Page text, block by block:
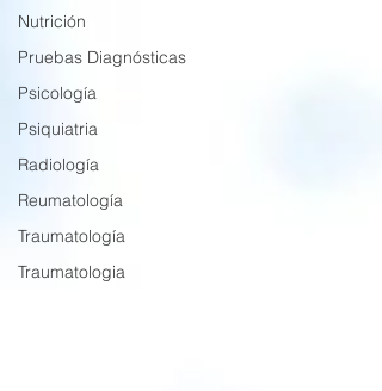
Nutrición
Pruebas Diagnósticas
Psicología
Psiquiatria
Radiología
Reumatología
Traumatología
Traumatologia